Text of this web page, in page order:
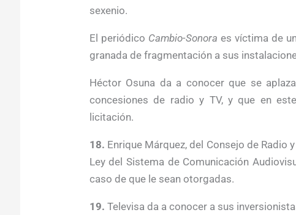
sexenio.
El periódico Cambio-Sonoraes víctima de
granada de fragmentación a sus
Héctor Osuna da a conocer que se
concesiones de radio y TV, y que en
licitación.
18. Enrique Márquez, del Consejo de Radio
Ley del Sistema de Comunicación
caso de que le sean otorgadas.
19. Televisa da a conocer a sus